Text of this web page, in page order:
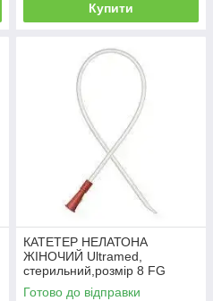
Купити
КАТЕТЕР НЕЛАТОНА
ЖІНОЧИЙ Ultramed,
стерильний,розмір 8 FG
Готово до відправки